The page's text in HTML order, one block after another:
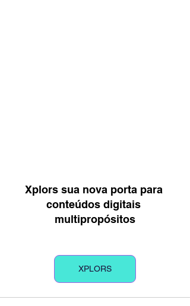
Xplors sua nova porta para
conteúdos digitais
multipropósitos
XPLORS